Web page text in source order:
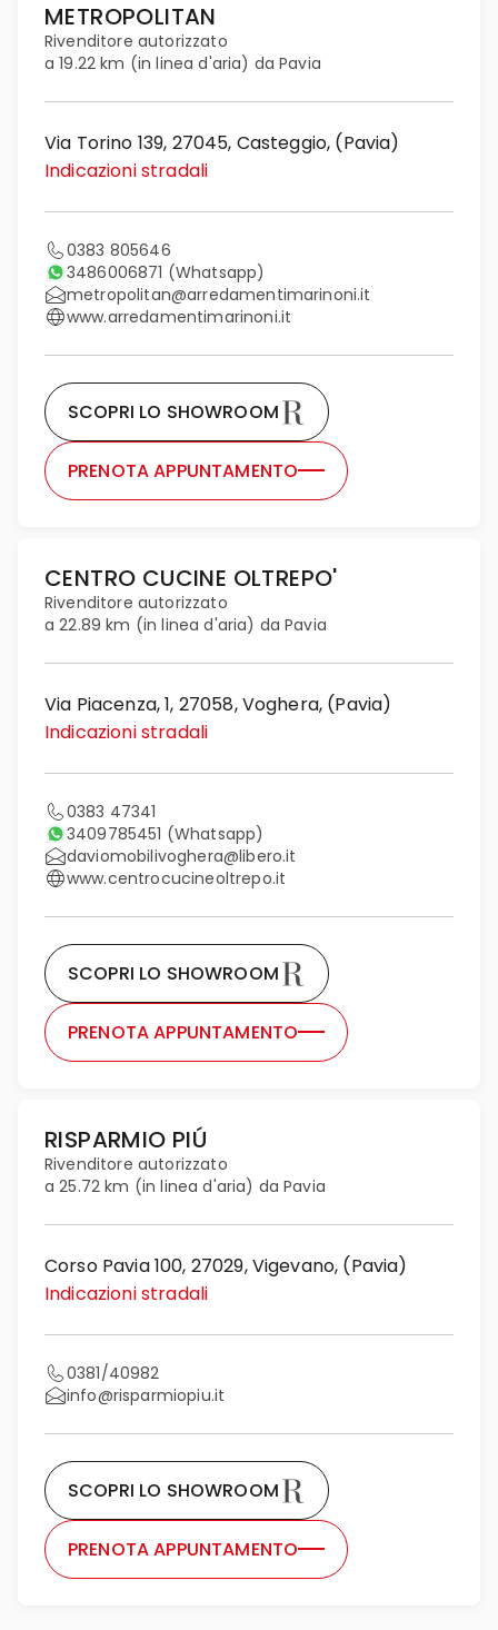
METROPOLITAN
Rivenditore autorizzato
a 19.22 km (in linea d'aria) da Pavia
Via Torino 139, 27045, Casteggio, (Pavia)
Indicazioni stradali
0383 805646
3486006871 (Whatsapp)
metropolitan@arredamentimarinoni.it
www.arredamentimarinoni.it
SCOPRI LO SHOWROOM
PRENOTA APPUNTAMENTO
CENTRO CUCINE OLTREPO'
Rivenditore autorizzato
a 22.89 km (in linea d'aria) da Pavia
Via Piacenza, 1, 27058, Voghera, (Pavia)
Indicazioni stradali
0383 47341
3409785451 (Whatsapp)
daviomobilivoghera@libero.it
www.centrocucineoltrepo.it
SCOPRI LO SHOWROOM
PRENOTA APPUNTAMENTO
RISPARMIO PIÚ
Rivenditore autorizzato
a 25.72 km (in linea d'aria) da Pavia
Corso Pavia 100, 27029, Vigevano, (Pavia)
Indicazioni stradali
0381/40982
info@risparmiopiu.it
SCOPRI LO SHOWROOM
PRENOTA APPUNTAMENTO